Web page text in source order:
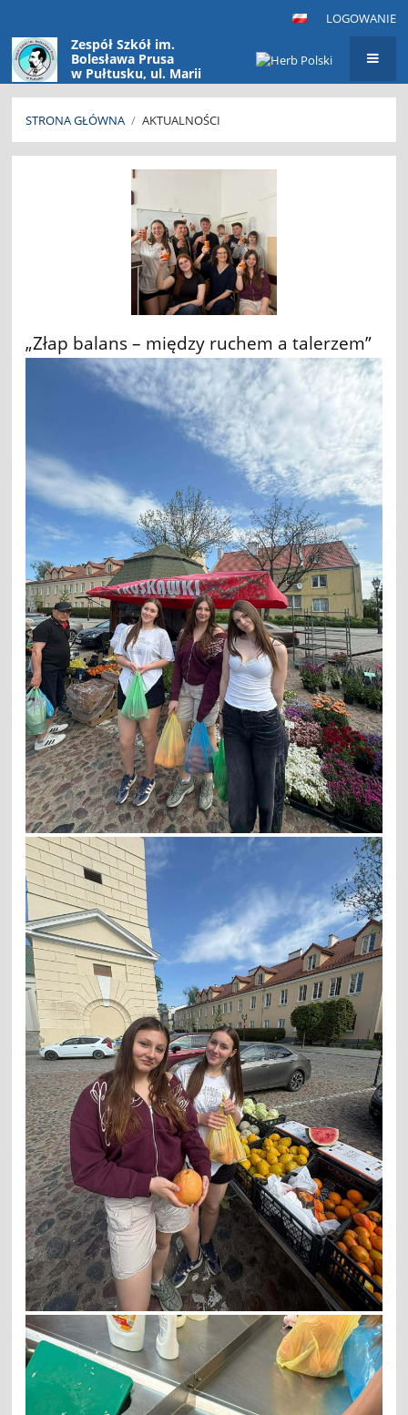
LOGOWANIE
Zespół Szkół im.
Bolesława Prusa
w Pułtusku, ul. Marii
Konopnickiej 9
06-100 Pułtusk
STRONA GŁÓWNA / AKTUALNOŚCI
„Złap balans – między ruchem a talerzem”